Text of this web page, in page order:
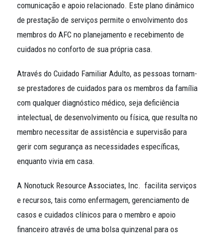
comunicação e apoio relacionado. Este plano dinâmico
de prestação de serviços permite o envolvimento dos
membros do AFC no planejamento e recebimento de
cuidados no conforto de sua própria casa.
Através do Cuidado Familiar Adulto, as pessoas tornam-
se prestadores de cuidados para os membros da família
com qualquer diagnóstico médico, seja deficiência
intelectual, de desenvolvimento ou física, que resulta no
membro necessitar de assistência e supervisão para
gerir com segurança as necessidades específicas,
enquanto vivia em casa.
A Nonotuck Resource Associates, Inc. facilita serviços
e recursos, tais como enfermagem, gerenciamento de
casos e cuidados clínicos para o membro e apoio
financeiro através de uma bolsa quinzenal para os